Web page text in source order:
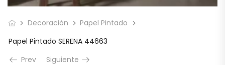
Decoración
Papel Pintado
Papel Pintado SERENA 44663
Prev
Siguiente